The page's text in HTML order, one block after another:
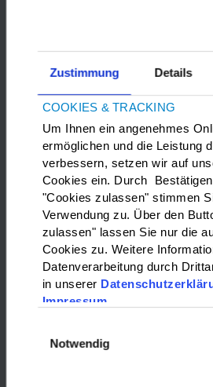
Zustimmung Details
COOKIES & TRACKING
Um Ihnen ein angenehmes
ermöglichen und die Leistung
verbessern, setzen wir auf
Cookies ein. Durch
"Cookies zulassen" stimmen
Verwendung zu. Über den
zulassen" lassen Sie nur die
Cookies zu. Weitere
Datenverarbeitung durch
in unserer
Impressum
Notwendig
Marketing-Cookies
akzeptieren,
anzuzeigen.
WAS?:
Bitte wählen…
Bitte wählen…